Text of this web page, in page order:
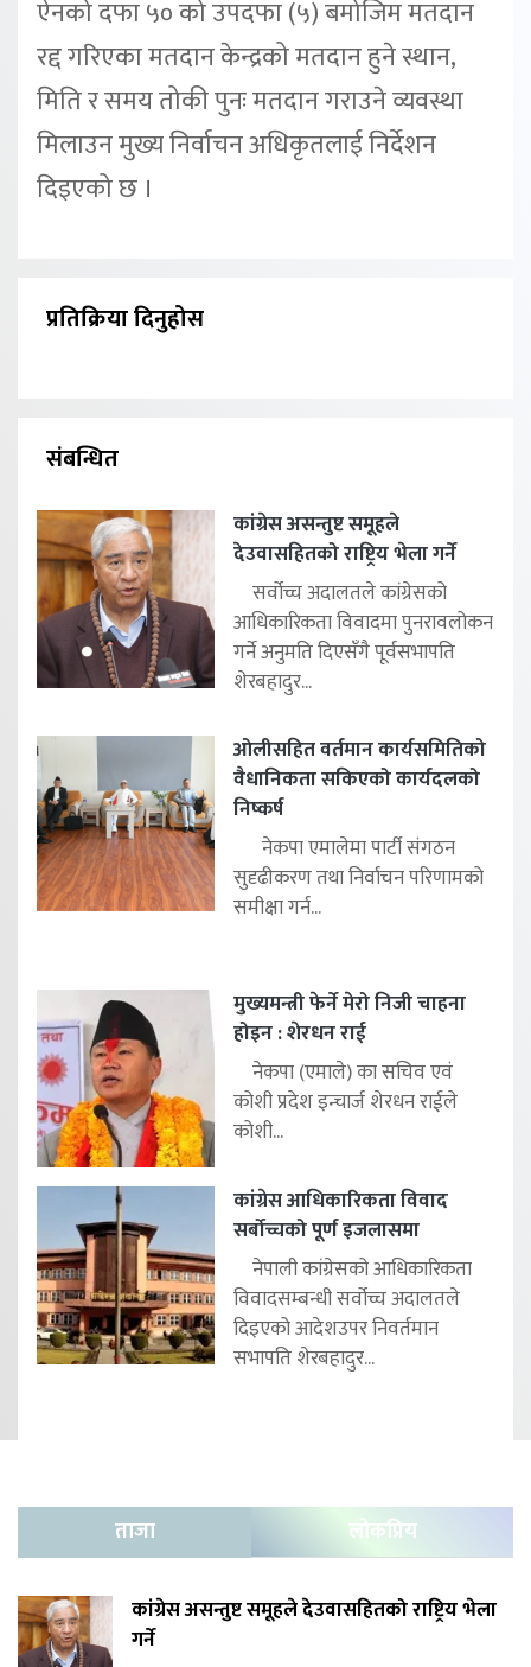
ऐनको दफा ५० को उपदफा (५) बमोजिम मतदान
रद्द गरिएका मतदान केन्द्रको मतदान हुने स्थान,
मिति र समय तोकी पुनः मतदान गराउने व्यवस्था
मिलाउन मुख्य निर्वाचन अधिकृतलाई निर्देशन
दिइएको छ ।
प्रतिक्रिया दिनुहोस
संबन्धित
कांग्रेस असन्तुष्ट समूहले
देउवासहितको राष्ट्रिय भेला गर्ने
सर्वोच्च अदालतले कांग्रेसको
आधिकारिकता विवादमा पुनरावलोकन
गर्ने अनुमति दिएसँगै पूर्वसभापति
शेरबहादुर...
ओलीसहित वर्तमान कार्यसमितिको
वैधानिकता सकिएको कार्यदलको
निष्कर्ष
नेकपा एमालेमा पार्टी संगठन
सुदृढीकरण तथा निर्वाचन परिणामको
समीक्षा गर्न...
मुख्यमन्त्री फेर्ने मेरो निजी चाहना
होइन : शेरधन राई
नेकपा (एमाले) का सचिव एवं
कोशी प्रदेश इन्चार्ज शेरधन राईले
कोशी...
कांग्रेस आधिकारिकता विवाद
सर्बोच्चको पूर्ण इजलासमा
नेपाली कांग्रेसको आधिकारिकता
विवादसम्बन्धी सर्वोच्च अदालतले
दिइएको आदेशउपर निवर्तमान
सभापति शेरबहादुर...
ताजा लोकप्रिय
कांग्रेस असन्तुष्ट समूहले देउवासहितको राष्ट्रिय भेला
गर्ने